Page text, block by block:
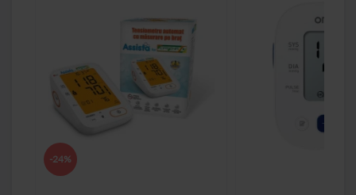
-24%